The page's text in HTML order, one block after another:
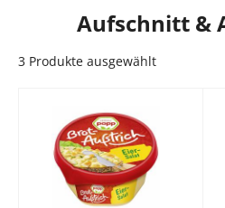
Aufschnitt &
3 Produkte ausgewählt